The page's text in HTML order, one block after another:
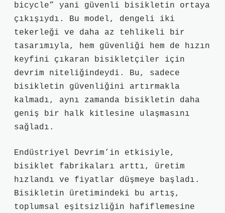
bicycle” yani güvenli bisikletin ortaya
çıkışıydı. Bu model, dengeli iki
tekerleği ve daha az tehlikeli bir
tasarımıyla, hem güvenliği hem de hızın
keyfini çıkaran bisikletçiler için
devrim niteliğindeydi. Bu, sadece
bisikletin güvenliğini artırmakla
kalmadı, aynı zamanda bisikletin daha
geniş bir halk kitlesine ulaşmasını
sağladı.
Endüstriyel Devrim’in etkisiyle,
bisiklet fabrikaları arttı, üretim
hızlandı ve fiyatlar düşmeye başladı.
Bisikletin üretimindeki bu artış,
toplumsal eşitsizliğin hafiflemesine